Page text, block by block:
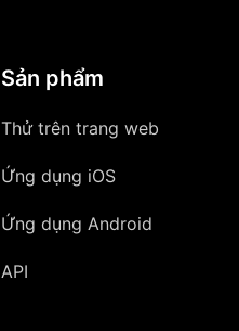
Sản phẩm
Thử trên trang web
Ứng dụng iOS
Ứng dụng Android
API